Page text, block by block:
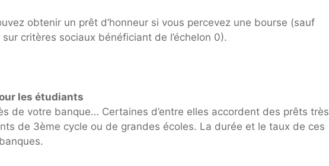
obtenir un prêt d’honneur si vous percevez une bourse (sauf
critères sociaux bénéficiant de l’échelon 0).
les étudiants
de votre banque… Certaines d’entre elles accordent des prêts très
de 3ème cycle ou de grandes écoles. La durée et le taux de ces